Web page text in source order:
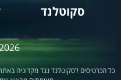
סקוטלנד